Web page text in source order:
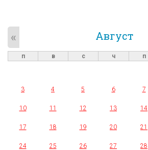
Август
«
п в с ч п
3 4 5 6 7
10 11 12 13 14
17 18 19 20 21
24 25 26 27 28